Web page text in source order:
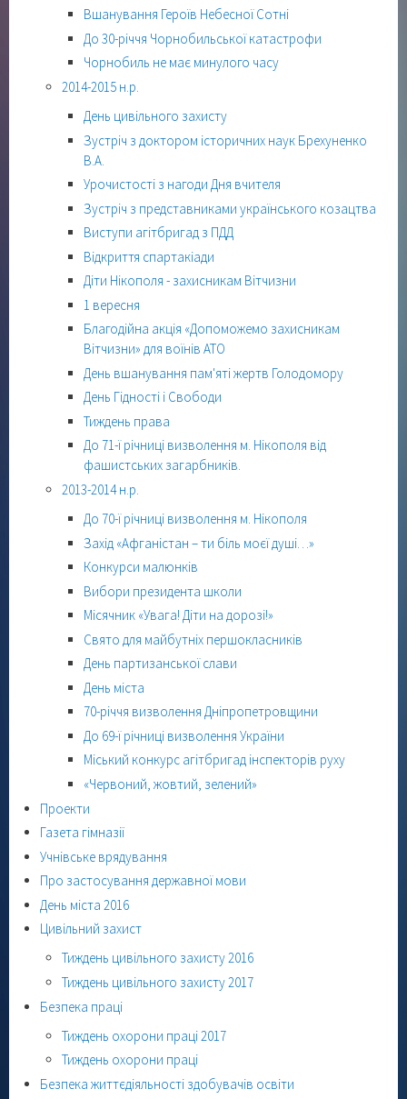
Вшанування Героїв Небесної Сотні
До 30-річчя Чорнобильської катастрофи
Чорнобиль не має минулого часу
2014-2015 н.р.
День цивільного захисту
Зустріч з доктором історичних наук Брехуненко
В.А.
Урочистості з нагоди Дня вчителя
Зустріч з представниками українського козацтва
Виступи агітбригад з ПДД
Відкриття спартакіади
Діти Нікополя - захисникам Вітчизни
1 вересня
Благодійна акція «Допоможемо захисникам
Вітчизни» для воїнів АТО
День вшанування пам'яті жертв Голодомору
День Гідності і Свободи
Тиждень права
До 71-ї річниці визволення м. Нікополя від
фашистських загарбників.
2013-2014 н.р.
До 70-ї річниці визволення м. Нікополя
Захід «Афганістан – ти біль моєї душі…»
Конкурси малюнків
Вибори президента школи
Місячник «Увага! Діти на дорозі!»
Свято для майбутніх першокласників
День партизанської слави
День міста
70-річчя визволення Дніпропетровщини
До 69-ї річниці визволення України
Міський конкурс агітбригад інспекторів руху
«Червоний, жовтий, зелений»
Проекти
Газета гімназії
Учнівське врядування
Про застосування державної мови
День міста 2016
Цивільний захист
Тиждень цивільного захисту 2016
Тиждень цивільного захисту 2017
Безпека праці
Тиждень охорони праці 2017
Тиждень охорони праці
Безпека життєдіяльності здобувачів освіти